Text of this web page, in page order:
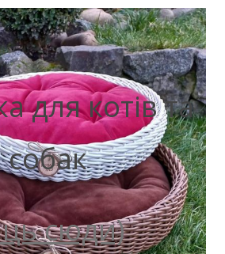
для котів та
собак
сюди)